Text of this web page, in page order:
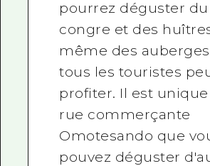
pourrez déguster du
congre et des
même des
tous les touristes
profiter. Il est unique
rue commerçante
Omotesando que
pouvez déguster